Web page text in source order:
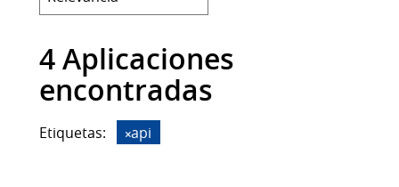
4 Aplicaciones
encontradas
Etiquetas: api